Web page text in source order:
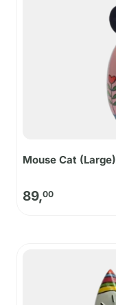
Mouse Cat (Large)
89,00